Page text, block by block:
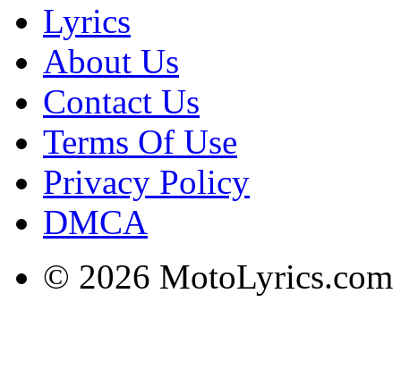
Lyrics
About Us
Contact Us
Terms Of Use
Privacy Policy
DMCA
© 2026 MotoLyrics.com